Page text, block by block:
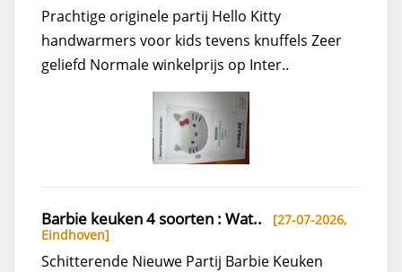
Prachtige originele partij Hello Kitty
handwarmers voor kids tevens knuffels Zeer
geliefd Normale winkelprijs op Inter..
Barbie keuken 4 soorten : Wat.. [27-07-2026,
Eindhoven]
Schitterende Nieuwe Partij Barbie Keuken